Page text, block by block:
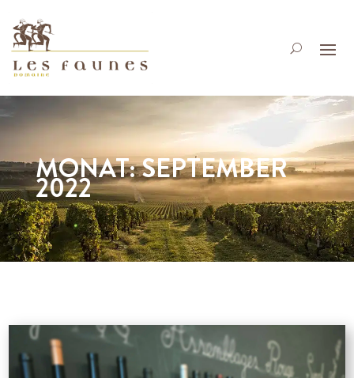
MONAT:SEPTEMBER
2022